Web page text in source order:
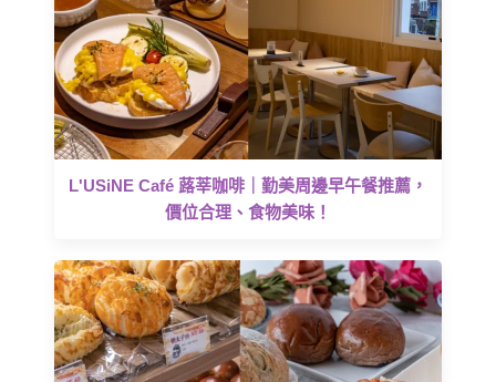
L'USiNE Café 蕗莘咖啡｜勤美周邊早午餐推薦，
價位合理、食物美味！